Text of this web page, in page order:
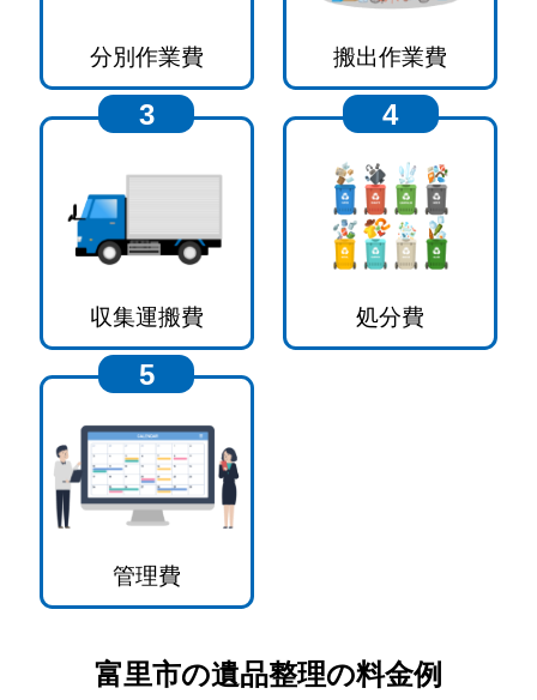
分別作業費 搬出作業費
3
収集運搬費
4
処分費
5
管理費
富里市の遺品整理の料金例